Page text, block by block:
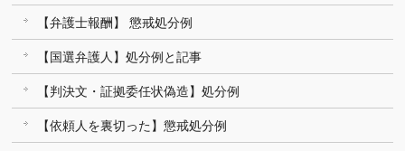
【弁護士報酬】 懲戒処分例
【国選弁護人】処分例と記事
【判決文・証拠委任状偽造】処分例
【依頼人を裏切った】懲戒処分例